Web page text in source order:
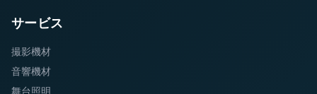
サービス
撮影機材
音響機材
舞台照明